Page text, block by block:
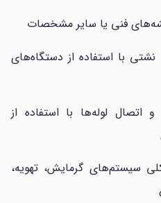
فنی یا سایر مشخصات
با استفاده از دستگاه‌های
اتصال لوله‌ها با استفاده از
سیستم‌های گرمایش، تهویه،